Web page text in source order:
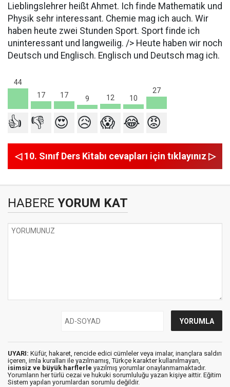
Lieblingslehrer heißt Ahmet. Ich finde Mathematik und
Physik sehr interessant. Chemie mag ich auch. Wir
haben heute zwei Stunden Sport. Sport finde ich
uninteressant und langweilig. /> Heute haben wir noch
Deutsch und Englisch. Englisch und Deutsch mag ich.
44
17
17 9 12 10
27
👍 👎 😍 😥 😱 😂 😡
◁ 10. Sınıf Ders Kitabı cevapları için tıklayınız ▷
HABERE YORUM KAT
UYARI: Küfür, hakaret, rencide edici cümleler veya imalar, inançlara saldırı
içeren, imla kuralları ile yazılmamış, Türkçe karakter kullanılmayan,
isimsiz ve büyük harflerle yazılmış yorumlar onaylanmamaktadır.
Yorumların her türlü cezai ve hukuki sorumluluğu yazan kişiye aittir. Eğitim
Sistem yapılan yorumlardan sorumlu değildir.